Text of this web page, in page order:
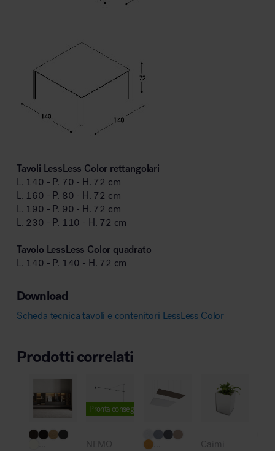
Tavoli LessLess Color rettangolari
L. 140 - P. 70 - H. 72 cm
L. 160 - P. 80 - H. 72 cm
L. 190 - P. 90 - H. 72 cm
L. 230 - P. 110 - H. 72 cm
Tavolo LessLess Color quadrato
L. 140 - P. 140 - H. 72 cm
Download
Scheda tecnica tavoli e contenitori LessLess Color
Prodotti correlati
Pronta consegna
NEMO
...
Caimi